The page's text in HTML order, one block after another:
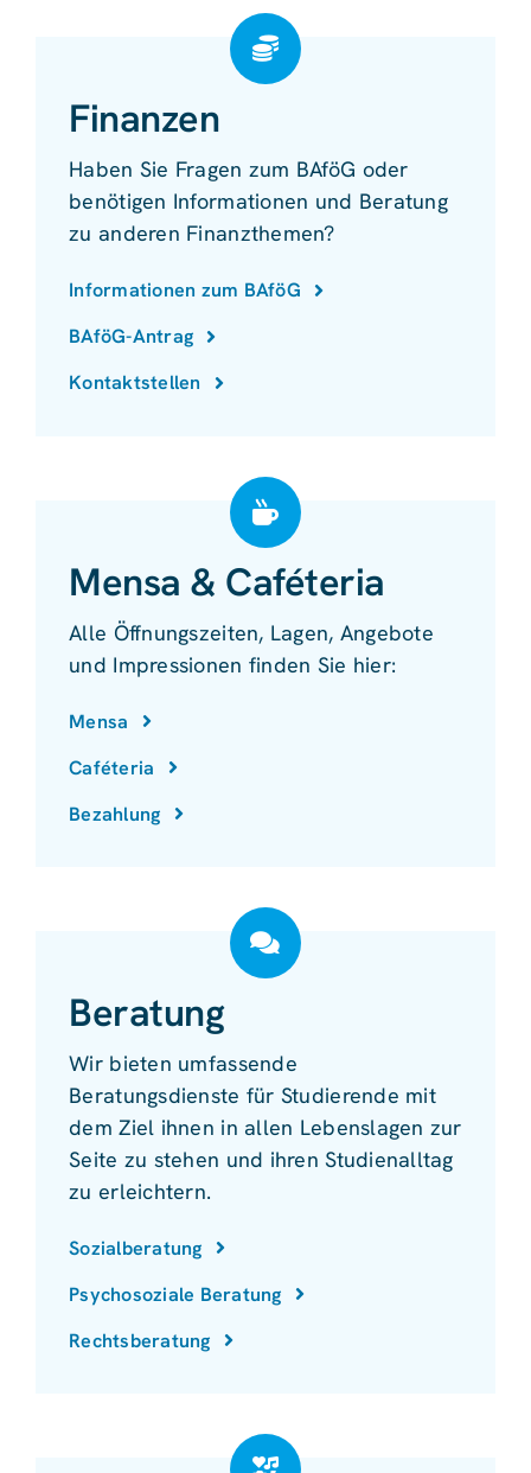
Finanzen
Haben Sie Fragen zum BAföG oder
benötigen Informationen und Beratung
zu anderen Finanzthemen?
Informationen zum BAföG
BAföG-Antrag
Kontaktstellen
Mensa & Caféteria
Alle Öffnungszeiten, Lagen, Angebote
und Impressionen finden Sie hier:
Mensa
Caféteria
Bezahlung
Beratung
Wir bieten umfassende
Beratungsdienste für Studierende mit
dem Ziel ihnen in allen Lebenslagen zur
Seite zu stehen und ihren Studienalltag
zu erleichtern.
Sozialberatung
Psychosoziale Beratung
Rechtsberatung